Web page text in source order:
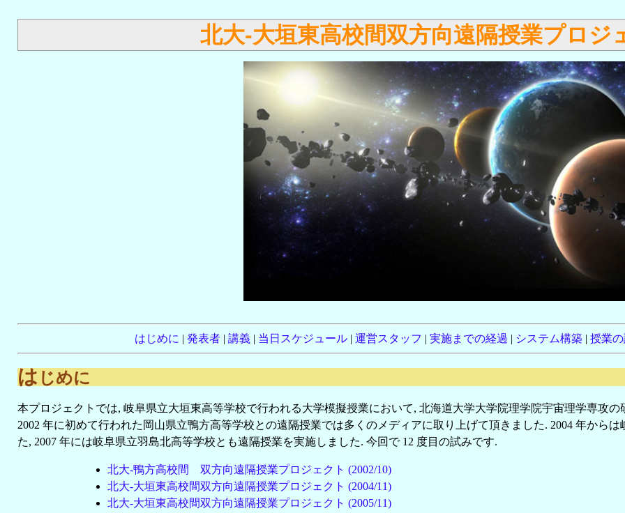
北大-大垣東高校間双方向遠隔授業プロジ
はじめに | 発表者 | 講義 | 当日スケジュール | 運営スタッフ | 実施までの経過 | システム構築 | 授業
は じめに
本プロジェクトでは, 岐阜県立大垣東高等学校で行われる大学模擬授業において, 北海道大学大学院理学院宇宙理学専攻
2002 年に初めて行われた岡山県立鴨方高等学校との遠隔授業では多くのメディアに取り上げて頂きました. 2004 年から
た, 2007 年には岐阜県立羽島北高等学校とも遠隔授業を実施しました. 今回で 12 度目の試みです.
北大-鴨方高校間 双方向遠隔授業プロジェクト (2002/10)
北大-大垣東高校間双方向遠隔授業プロジェクト (2004/11)
北大-大垣東高校間双方向遠隔授業プロジェクト (2005/11)